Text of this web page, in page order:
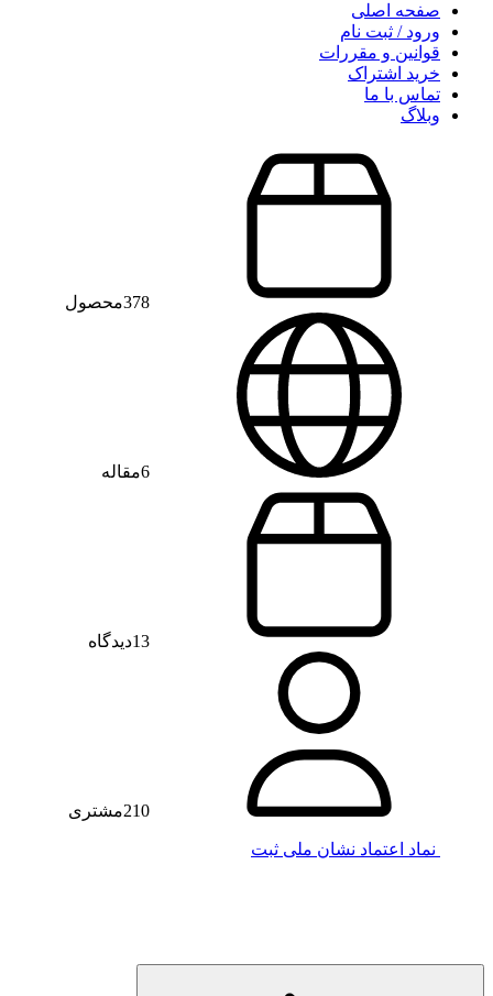
صفحه اصلی
ورود / ثبت نام
قوانین و مقررات
خرید اشتراک
تماس با ما
وبلاگ
378محصول
6مقاله
13دیدگاه
210مشتری
نماد اعتماد نشان ملی ثبت